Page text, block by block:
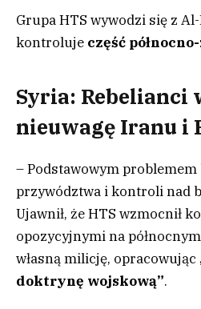
Grupa HTS wywodzi się z
kontroluje część
Syria:
nieuwagę Iranu i
– Podstawowym
przywództwa i kontroli nad
Ujawnił, że HTS wzmocnił
opozycyjnymi na
własną milicję, opracowując
doktrynę wojskową”.